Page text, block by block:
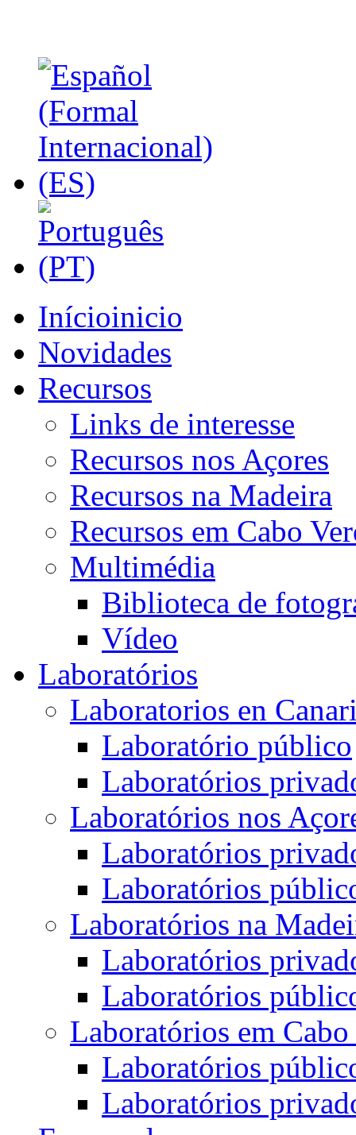
Inícioinicio
Novidades
Recursos
Links de interesse
Recursos nos Açores
Recursos na Madeira
Recursos em Cabo
Multimédia
Biblioteca de
Vídeo
Laboratórios
Laboratorios en
Laboratório público
Laboratórios
Laboratórios nos
Laboratórios
Laboratórios
Laboratórios na
Laboratórios
Laboratórios
Laboratórios em Cabo
Laboratórios
Laboratórios